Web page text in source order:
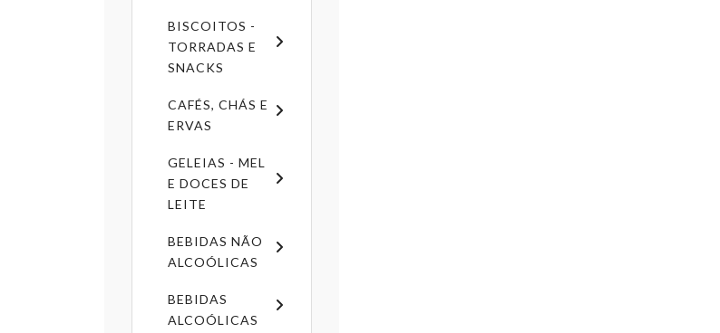
BISCOITOS -
TORRADAS E
SNACKS
CAFÉS, CHÁS E
ERVAS
GELEIAS - MEL
E DOCES DE
LEITE
BEBIDAS NÃO
ALCOÓLICAS
BEBIDAS
ALCOÓLICAS